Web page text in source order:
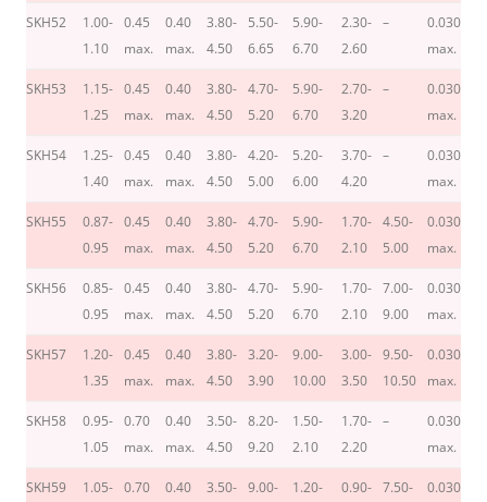
SKH52
1.00-
1.10
0.45
max.
0.40
max.
3.80-
4.50
5.50-
6.65
5.90-
6.70
2.30-
2.60
–
0.030
max.
SKH53
1.15-
1.25
0.45
max.
0.40
max.
3.80-
4.50
4.70-
5.20
5.90-
6.70
2.70-
3.20
–
0.030
max.
SKH54
1.25-
1.40
0.45
max.
0.40
max.
3.80-
4.50
4.20-
5.00
5.20-
6.00
3.70-
4.20
–
0.030
max.
SKH55
0.87-
0.95
0.45
max.
0.40
max.
3.80-
4.50
4.70-
5.20
5.90-
6.70
1.70-
2.10
4.50-
5.00
0.030
max.
SKH56
0.85-
0.95
0.45
max.
0.40
max.
3.80-
4.50
4.70-
5.20
5.90-
6.70
1.70-
2.10
7.00-
9.00
0.030
max.
SKH57
1.20-
1.35
0.45
max.
0.40
max.
3.80-
4.50
3.20-
3.90
9.00-
10.00
3.00-
3.50
9.50-
10.50
0.030
max.
SKH58
0.95-
1.05
0.70
max.
0.40
max.
3.50-
4.50
8.20-
9.20
1.50-
2.10
1.70-
2.20
–
0.030
max.
SKH59
1.05- 0.70
0.40
3.50- 9.00-
1.20-
0.90- 7.50-
0.030